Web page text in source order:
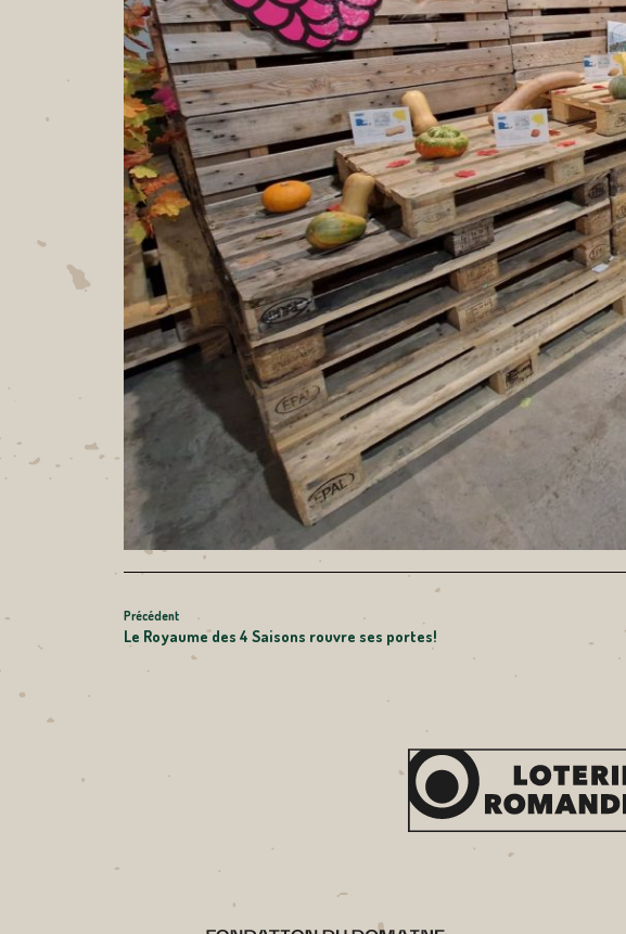
NAVIGATION
DE
Article
précédent
Précédent
Le Royaume des 4 Saisons rouvre ses portes!